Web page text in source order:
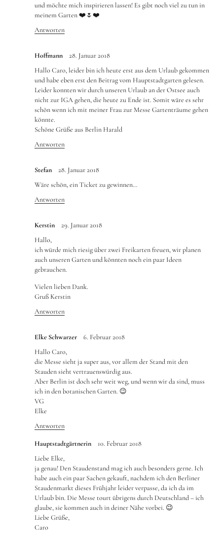
und möchte mich inspirieren lassen! Es gibt noch viel zu tun in
meinem Garten ❤️🌷❤️
Antworten
Hoffmann
28. Januar 2018
Hallo Caro, leider bin ich heute erst aus dem Urlaub gekommen
und habe eben erst den Beitrag vom Hauptstadtgarten gelesen.
Leider konnten wir durch unseren Urlaub an der Ostsee auch
nicht zur IGA gehen, die heute zu Ende ist. Somit wäre es sehr
schön wenn ich mit meiner Frau zur Messe Gartenträume gehen
könnte.
Schöne Grüße aus Berlin Harald
Antworten
Stefan
28. Januar 2018
Wäre schön, ein Ticket zu gewinnen…
Antworten
Kerstin
29. Januar 2018
Hallo,
ich würde mich riesig über zwei Freikarten freuen, wir planen
auch unseren Garten und könnten noch ein paar Ideen
gebrauchen.
Vielen lieben Dank.
Gruß Kerstin
Antworten
Elke Schwarzer
6. Februar 2018
Hallo Caro,
die Messe sieht ja super aus, vor allem der Stand mit den
Stauden sieht vertrauenswürdig aus.
Aber Berlin ist doch sehr weit weg, und wenn wir da sind, muss
ich in den botanischen Garten. 😉
VG
Elke
Antworten
Hauptstadtgärtnerin
10. Februar 2018
Liebe Elke,
ja genau! Den Staudenstand mag ich auch besonders gerne. Ich
habe auch ein paar Sachen gekauft, nachdem ich den Berliner
Staudenmarkt dieses Frühjahr leider verpasse, da ich da im
Urlaub bin. Die Messe tourt übrigens durch Deutschland – ich
glaube, sie kommen auch in deiner Nähe vorbei. 😉
Liebe Grüße,
Caro